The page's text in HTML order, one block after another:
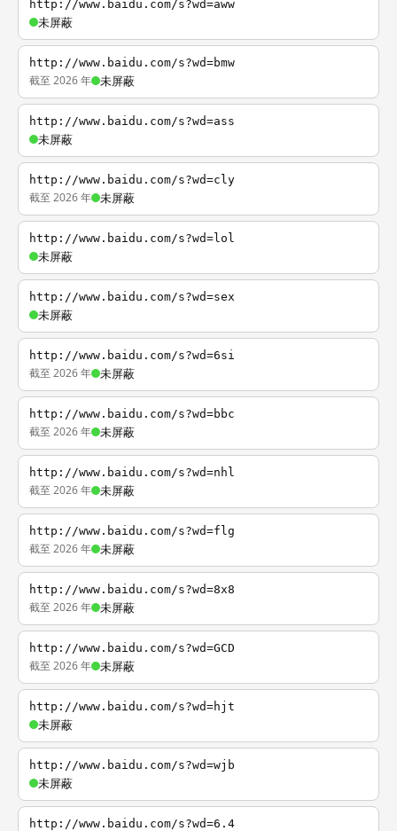
http://www.baidu.com/s?wd=aww
未屏蔽
http://www.baidu.com/s?wd=bmw
截至 2026 年 未屏蔽
http://www.baidu.com/s?wd=ass
未屏蔽
http://www.baidu.com/s?wd=cly
截至 2026 年 未屏蔽
http://www.baidu.com/s?wd=lol
未屏蔽
http://www.baidu.com/s?wd=sex
未屏蔽
http://www.baidu.com/s?wd=6si
截至 2026 年 未屏蔽
http://www.baidu.com/s?wd=bbc
截至 2026 年 未屏蔽
http://www.baidu.com/s?wd=nhl
截至 2026 年 未屏蔽
http://www.baidu.com/s?wd=flg
截至 2026 年 未屏蔽
http://www.baidu.com/s?wd=8x8
截至 2026 年 未屏蔽
http://www.baidu.com/s?wd=GCD
截至 2026 年 未屏蔽
http://www.baidu.com/s?wd=hjt
未屏蔽
http://www.baidu.com/s?wd=wjb
未屏蔽
http://www.baidu.com/s?wd=6.4